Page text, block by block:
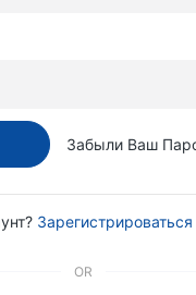
Забыли Ваш
OR